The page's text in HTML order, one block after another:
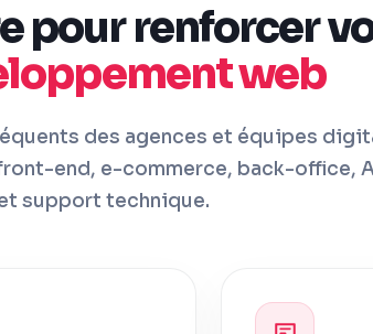
pour renforcer
web
des agences et équipes
end, e-commerce, back-office,
support technique.